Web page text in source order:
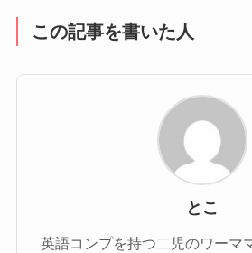
この記事を書いた人
とこ
英語コンプを持つ二児のワーマ